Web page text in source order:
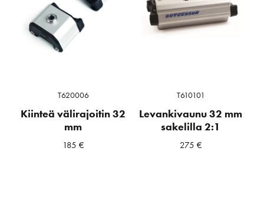
T620006
Kiinteä välirajoitin 32
mm
185 €
T610101
Levankivaunu 32 mm
sakelilla 2:1
275 €